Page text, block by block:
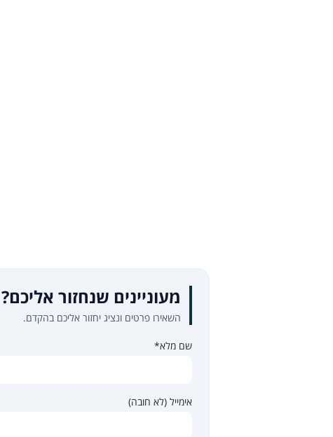
מעוניינים שנחזור אליכם?
השאירו פרטים ונציג יחזור אליכם בהקדם.
שם מלא*
אימייל (לא חובה)